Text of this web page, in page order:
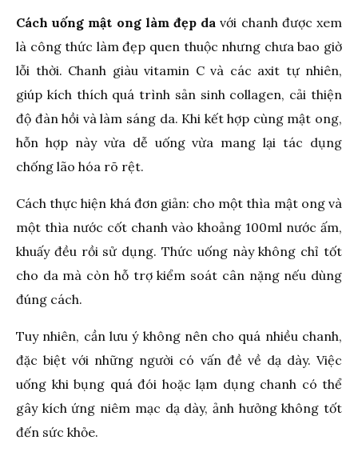
Cách uống mật ong làm đẹp da với chanh được xem
là công thức làm đẹp quen thuộc nhưng chưa bao giờ
lỗi thời. Chanh giàu vitamin C và các axit tự nhiên,
giúp kích thích quá trình sản sinh collagen, cải thiện
độ đàn hồi và làm sáng da. Khi kết hợp cùng mật ong,
hỗn hợp này vừa dễ uống vừa mang lại tác dụng
chống lão hóa rõ rệt.
Cách thực hiện khá đơn giản: cho một thìa mật ong và
một thìa nước cốt chanh vào khoảng 100ml nước ấm,
khuấy đều rồi sử dụng. Thức uống này không chỉ tốt
cho da mà còn hỗ trợ kiểm soát cân nặng nếu dùng
đúng cách.
Tuy nhiên, cần lưu ý không nên cho quá nhiều chanh,
đặc biệt với những người có vấn đề về dạ dày. Việc
uống khi bụng quá đói hoặc lạm dụng chanh có thể
gây kích ứng niêm mạc dạ dày, ảnh hưởng không tốt
đến sức khỏe.